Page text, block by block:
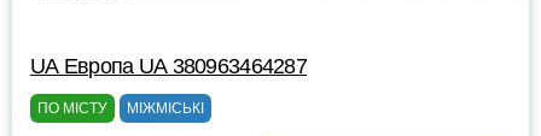
UА Европа UА 380963464287
ПО МІСТУ МІЖМІСЬКІ